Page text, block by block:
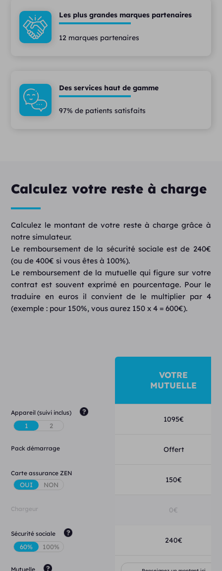
Les plus grandes marques partenaires
12 marques partenaires
Des services haut de gamme
97% de patients satisfaits
Calculez votre reste à charge
Calculez le montant de votre reste à charge grâce à
notre simulateur.
Le remboursement de la sécurité sociale est de 240€
(ou de 400€ si vous êtes à 100%).
Le remboursement de la mutuelle qui figure sur votre
contrat est souvent exprimé en pourcentage. Pour le
traduire en euros il convient de le multiplier par 4
(exemple : pour 150%, vous aurez 150 x 4 = 600€).
VOTRE
MUTUELLE
Appareil (suivi inclus)
1095€
Pack démarrage Offert
Carte assurance ZEN
150€
Chargeur 0€
Sécurité sociale
240€
Mutuelle